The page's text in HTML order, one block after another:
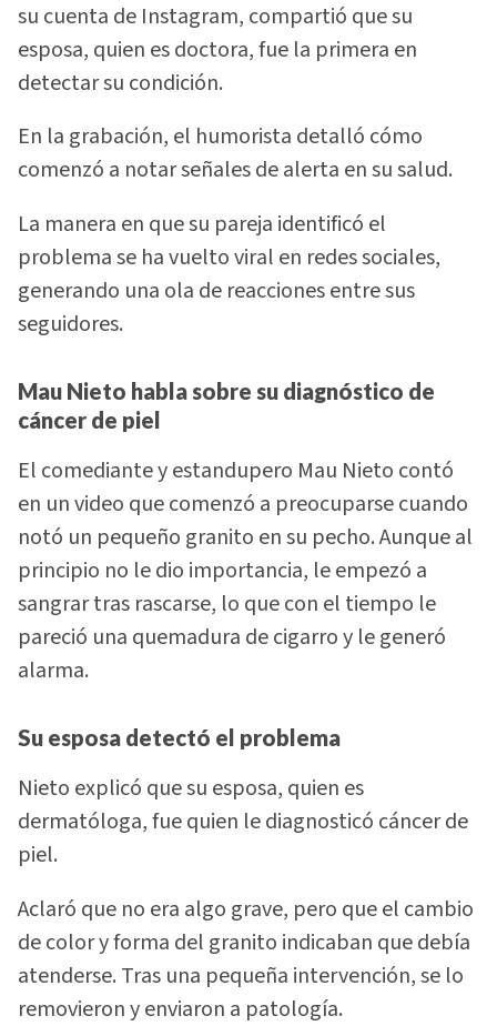
su cuenta de Instagram, compartió que su
esposa, quien es doctora, fue la primera en
detectar su condición.
En la grabación, el humorista detalló cómo
comenzó a notar señales de alerta en su salud.
La manera en que su pareja identificó el
problema se ha vuelto viral en redes sociales,
generando una ola de reacciones entre sus
seguidores.
Mau Nieto habla sobre su diagnóstico de
cáncer de piel
El comediante y estandupero Mau Nieto contó
en un video que comenzó a preocuparse cuando
notó un pequeño granito en su pecho. Aunque al
principio no le dio importancia, le empezó a
sangrar tras rascarse, lo que con el tiempo le
pareció una quemadura de cigarro y le generó
alarma.
Su esposa detectó el problema
Nieto explicó que su esposa, quien es
dermatóloga, fue quien le diagnosticó cáncer de
piel.
Aclaró que no era algo grave, pero que el cambio
de color y forma del granito indicaban que debía
atenderse. Tras una pequeña intervención, se lo
removieron y enviaron a patología.